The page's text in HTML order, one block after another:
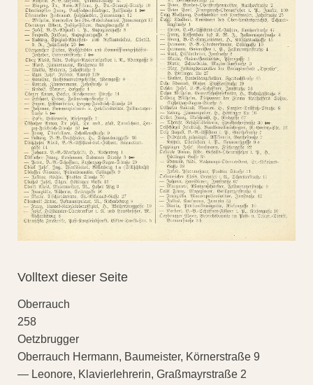
Volltext dieser Seite
Oberrauch
258
Oetzbrugger
Oberrauch Hermann, Baumeister, Körnerstraße 9
— Leonore, Klavierlehrerin, Graßmayrstraße 2